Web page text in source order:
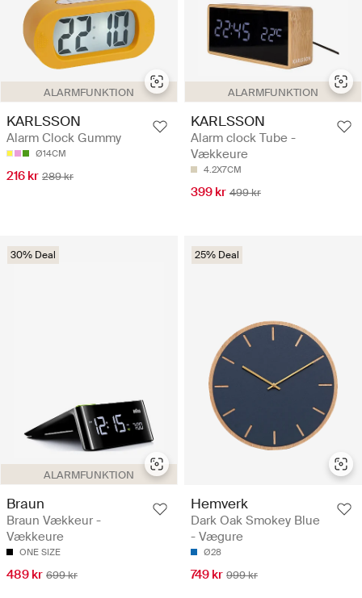
ALARMFUNKTION
KARLSSON
Alarm Clock Gummy
Ø14CM
216 kr 289 kr
ALARMFUNKTION
KARLSSON
Alarm clock Tube -
Vækkeure
4.2X7CM
399 kr 499 kr
ALARMFUNKTION
30% Deal
Braun
Braun Vækkeur -
Vækkeure
ONE SIZE
489 kr 699 kr
25% Deal
Hemverk
Dark Oak Smokey Blue
- Vægure
Ø28
749 kr 999 kr